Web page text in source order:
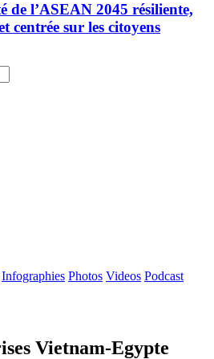
de l’ASEAN 2045 résiliente,
centrée sur les citoyens
Infographies Photos Videos Podcast
Vietnam-Egypte